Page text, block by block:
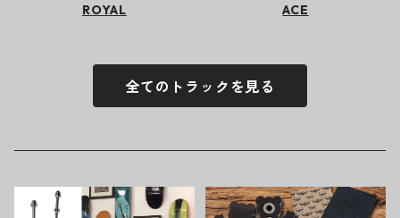
ROYAL ACE
全てのトラックを見る